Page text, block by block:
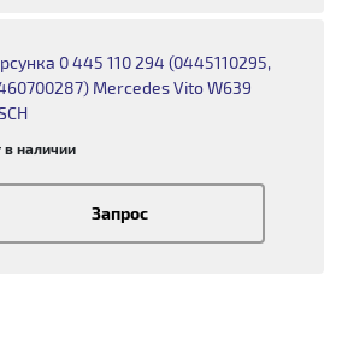
0 445 110 294 (0445110295,
Mercedes Vito W639
в наличии
Запрос